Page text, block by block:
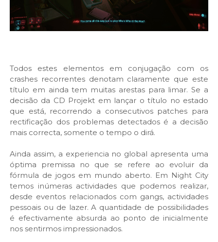
Todos estes elementos em conjugação com os
crashes recorrentes denotam claramente que este
título em ainda tem muitas arestas para limar. Se a
decisão da CD Projekt em lançar o título no estado
que está, recorrendo a consecutivos patches para
rectificação dos problemas detectados é a decisão
mais correcta, somente o tempo o dirá.
Ainda assim, a experiencia no global apresenta uma
óptima premissa no que se refere ao evoluir da
fórmula de jogos em mundo aberto. Em Night City
temos inúmeras actividades que podemos realizar,
desde eventos relacionados com gangs, actividades
pessoais ou de lazer. A quantidade de possibilidades
é efectivamente absurda ao ponto de inicialmente
nos sentirmos impressionados.